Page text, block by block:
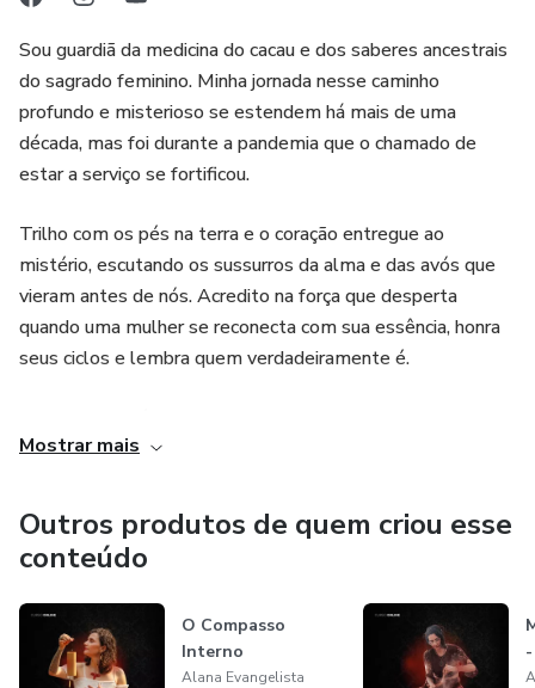
🔥 1 ritual ao vivo mensal com medicina do cacau
🔥 Comunidade de mulheres que te segura de verdade
A Tenda é onde você pode:
Desacelerar sem culpa
Escutar sua própria voz
Organizar o que está confuso
Sentir que não está sozinha
Aqui, espiritualidade não é fuga. É enraizamento.
Se você sente que algo dentro de você está pedindo mais
Sou guardiã da medicina do cacau e dos saberes ancestrais
do sagrado feminino. Minha jornada nesse caminho
profundo e misterioso se estendem há mais de uma
década, mas foi durante a pandemia que o chamado de
estar a serviço se fortificou.
Trilho com os pés na terra e o coração entregue ao
mistério, escutando os sussurros da alma e das avós que
vieram antes de nós. Acredito na força que desperta
quando uma mulher se reconecta com sua essência, honra
seus ciclos e lembra quem verdadeiramente é.
— onde o amor é a base, o feminino é celebrado e cada
Mostrar mais
Outros produtos de quem criou esse
conteúdo
O Compasso
Interno
Alana Evangelista